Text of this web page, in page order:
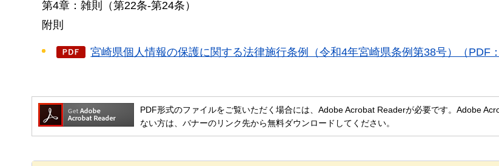
第4章：雑則（第22条-第24条）
附則
宮崎県個人情報の保護に関する法律施行条例（令和4年宮崎県条例第38号）（PDF
PDF形式のファイルをご覧いただく場合には、Adobe Acrobat Readerが必要です。Adobe
ない方は、バナーのリンク先から無料ダウンロードしてください。